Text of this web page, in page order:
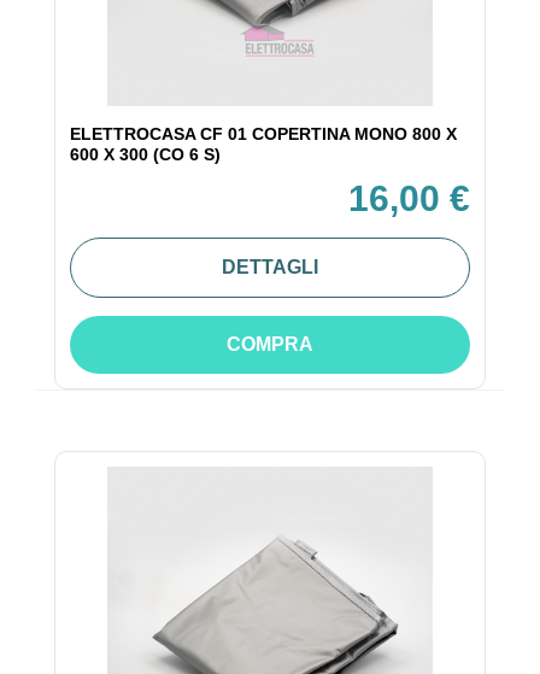
ELETTROCASA CF 01 COPERTINA MONO 800 X
600 X 300 (CO 6 S)
16,00 €
DETTAGLI
COMPRA